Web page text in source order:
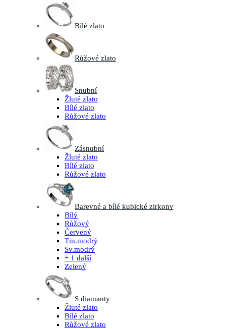
Bílé zlato
Růžové zlato
Snubní
Žluté zlato
Bílé zlato
Růžové zlato
Zásnubní
Žluté zlato
Bílé zlato
Růžové zlato
Barevné a bílé kubické zirkony
Bílý
Růžový
Červený
Tm.modrý
Sv.modrý
+ 1 další
Zelený
S diamanty
Žluté zlato
Bílé zlato
Růžové zlato